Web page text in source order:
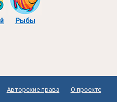
Рыбы
Авторские права О проекте